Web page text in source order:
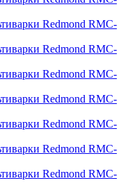
Redmond RMC-
Redmond RMC-
Redmond RMC-
Redmond RMC-
Redmond RMC-
Redmond RMC-
Redmond RMC-